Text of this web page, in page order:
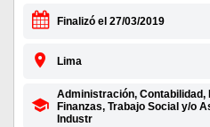
Finalizó el 27/03/2019
Lima
Administración, Contabilidad,
Finanzas, Trabajo Social y/o
Industr